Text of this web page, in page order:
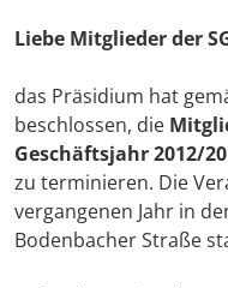
Liebe Mitglieder der
das Präsidium hat
beschlossen, die
Geschäftsjahr 2012/
zu terminieren. Die
vergangenen Jahr in
Bodenbacher Straße